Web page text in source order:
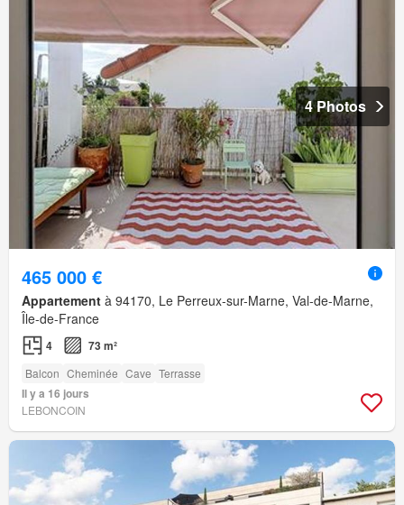
4 Photos
465 000 €
Appartement à 94170, Le Perreux-sur-Marne, Val-de-Marne,
Île-de-France
4 73 m²
Balcon Cheminée Cave Terrasse
Il y a 16 jours
LEBONCOIN